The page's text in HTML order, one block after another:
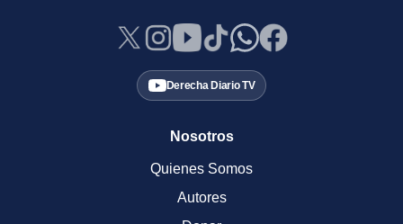
Derecha Diario TV
Nosotros
Quienes Somos
Autores